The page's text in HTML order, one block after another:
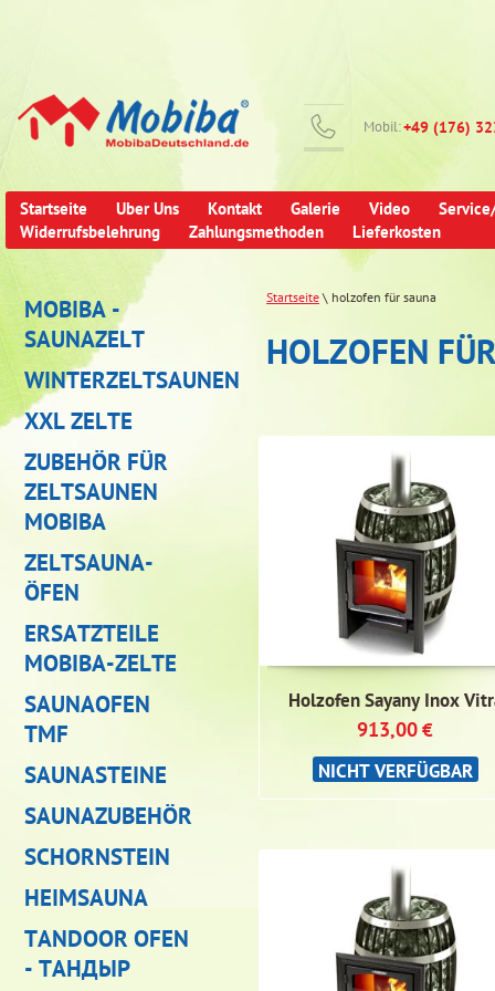
Mobil:+49 (176)
Startseite Uber Uns Kontakt Galerie Video
Widerrufsbelehrung
Zahlungsmethoden Lieferkosten
MOBIBA -
SAUNAZELT
WINTERZELTSAUNEN
XXL ZELTE
ZUBEHÖR FÜR
ZELTSAUNEN
MOBIBA
ZELTSAUNA-
ÖFEN
ERSATZTEILE
MOBIBA-ZELTE
SAUNAOFEN
TMF
SAUNASTEINE
SAUNAZUBEHÖR
SCHORNSTEIN
HEIMSAUNA
TANDOOR OFEN
- ТАНДЫР
Startseite\ holzofen für sauna
HOLZOFEN
Holzofen Sayany Inox
913,00€
NICHT VERFÜGBAR